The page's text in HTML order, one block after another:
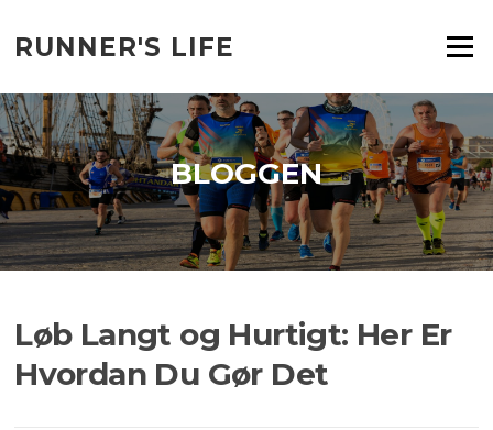
indhold
RUNNER'S LIFE Menu
BLOGGEN
Løb Langt og Hurtigt: Her Er
Hvordan Du Gør Det